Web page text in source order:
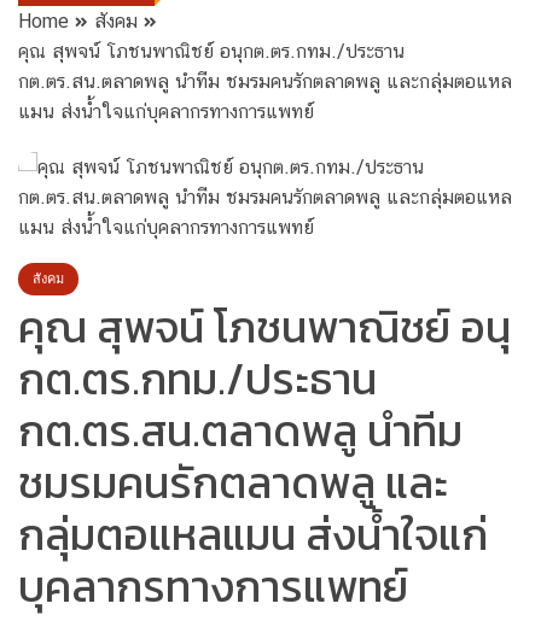
Home
สังคม
คุณ สุพจน์ โภชนพาณิชย์ อนุกต.ตร.กทม./ประธาน
กต.ตร.สน.ตลาดพลู นำทีม ชมรมคนรักตลาดพลู และกลุ่มตอแหล
แมน ส่งน้ำใจแก่บุคลากรทางการแพทย์
สังคม
คุณ สุพจน์ โภชนพาณิชย์ อนุ
กต.ตร.กทม./ประธาน
กต.ตร.สน.ตลาดพลู นำทีม
ชมรมคนรักตลาดพลู และ
กลุ่มตอแหลแมน ส่งน้ำใจแก่
บุคลากรทางการแพทย์